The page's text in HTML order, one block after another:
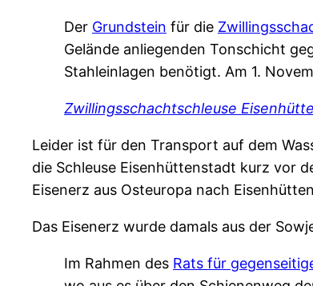
Der Grundstein für die
Gelände anliegenden Tonschicht
Stahleinlagen benötigt. Am 1.
Zwillingsschachtschleuse
Leider ist für den Transport auf dem
die Schleuse Eisenhüttenstadt kurz vor
Eisenerz aus Osteuropa nach
Das Eisenerz wurde damals aus der
Im Rahmen des Rats für